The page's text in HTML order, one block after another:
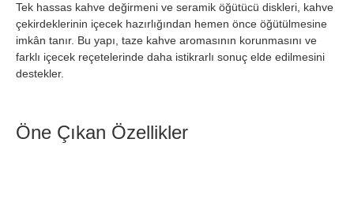
Tek hassas kahve değirmeni ve seramik öğütücü diskleri, kahve
çekirdeklerinin içecek hazırlığından hemen önce öğütülmesine
imkân tanır. Bu yapı, taze kahve aromasının korunmasını ve
farklı içecek reçetelerinde daha istikrarlı sonuç elde edilmesini
destekler.
Öne Çıkan Özellikler